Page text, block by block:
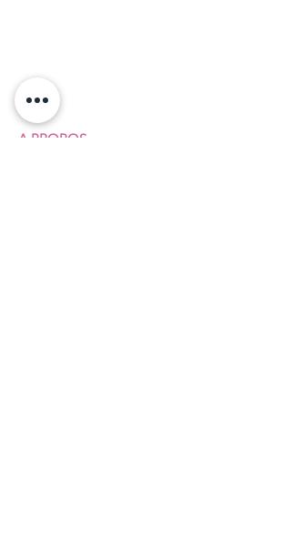
Fixe : 01 40 35 31 41
A PROPOS